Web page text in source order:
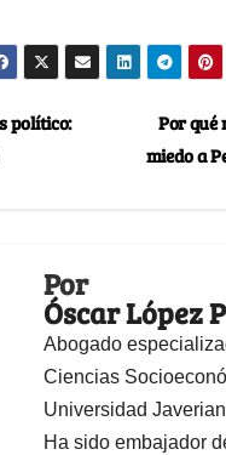
Por qué
miedo a
político:
Por
Óscar López
Abogado
Ciencias
Universidad
Ha sido embajador